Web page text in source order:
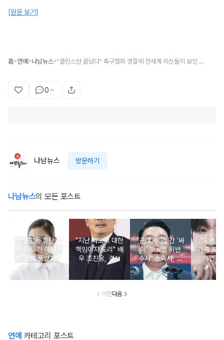
[원문 보기]
홈>연예 >나남뉴스> "클린스만 끝났다" 축구협회 경질에 전세계 외신들이 보인 반응
0
나남뉴스 방문하기
나남뉴스의 모든 포스트
"방송활동 중단…"
박나래, 전 매니저
와 오해 풀었지만
불찰 반성
"지난 과오에 대한
책임이자 도리" 배
우 조진웅, 결국
은퇴 선언
"군대 두 번 간 '싸
이' 의료법 위반
수사" 소속사, 수
면제 대리수령 불
찰...
"오랜
가족 되
이민우
이전다음
연예 카테고리 포스트